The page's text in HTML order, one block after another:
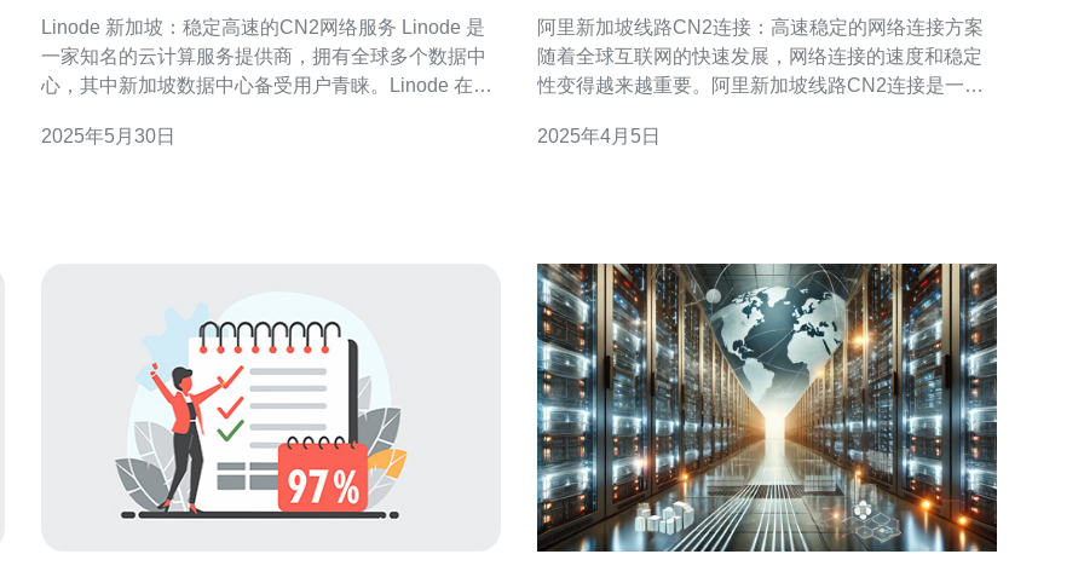
Linode 新加坡：稳定高速的CN2网络服务 Linode 是
一家知名的云计算服务提供商，拥有全球多个数据中
心，其中新加坡数据中心备受用户青睐。Linode 在新
的云计算体验。 Linode 在新加坡数据中心采用了优质
2025年5月30日
阿里新加坡线路CN2连接：高速稳定的网络连接方案
随着全球互联网的快速发展，网络连接的速度和稳定
性变得越来越重要。阿里新加坡线路CN2连接是一种
体验。 阿里新加坡线路CN2连接是阿里云推出的一种
2025年4月5日